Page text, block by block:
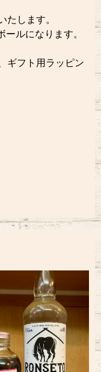
します。
ルになります。
ギフト用ラッピン